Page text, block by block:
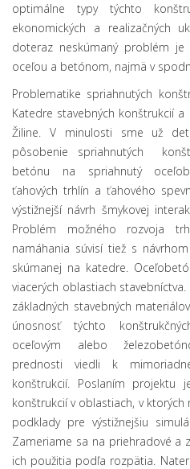
optimálne typy týchto
ekonomických a realizačných
doteraz neskúmaný problém
oceľou a betónom, najmä v
Problematike spriahnutých
Katedre stavebných konštrukcií
Žiline. V minulosti sme už
pôsobenie spriahnutých
betónu na spriahnutý
ťahových trhlín a ťahového
výstižnejší návrh šmykovej
Problém možného rozvoja
namáhania súvisí tiež s
skúmanej na katedre.
viacerých oblastiach
základných stavebných
únosnosť týchto
oceľovým alebo
prednosti viedli k
konštrukcií. Poslaním projektu
konštrukcií v oblastiach, v
podklady pre výstižnejšiu
Zameriame sa na priehradové a
ich použitia podľa rozpätia.